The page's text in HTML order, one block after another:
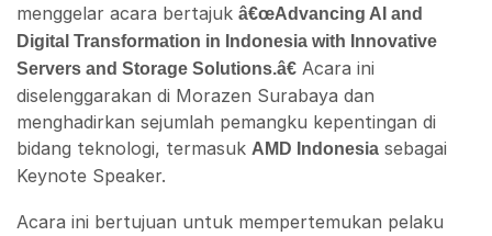
menggelar acara bertajuk â€œAdvancing AI and
Digital Transformation in Indonesia with Innovative
Servers and Storage Solutions.â€ Acara ini
diselenggarakan di Morazen Surabaya dan
menghadirkan sejumlah pemangku kepentingan di
bidang teknologi, termasuk AMD Indonesia sebagai
Keynote Speaker.
Acara ini bertujuan untuk mempertemukan pelaku